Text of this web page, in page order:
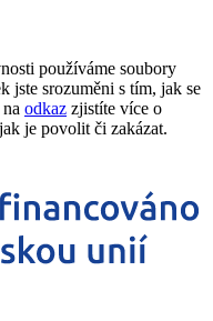
používáme soubory
jste srozuměni s tím, jak se
odkaz zjistíte více o
je povolit či zakázat.